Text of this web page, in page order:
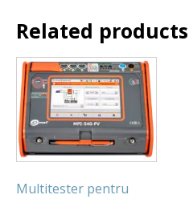
Related products
Multitester pentru